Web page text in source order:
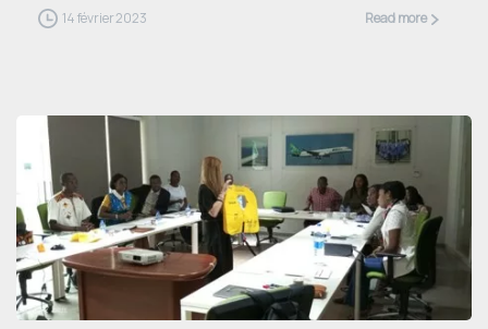
14 février 2023 Read more
0